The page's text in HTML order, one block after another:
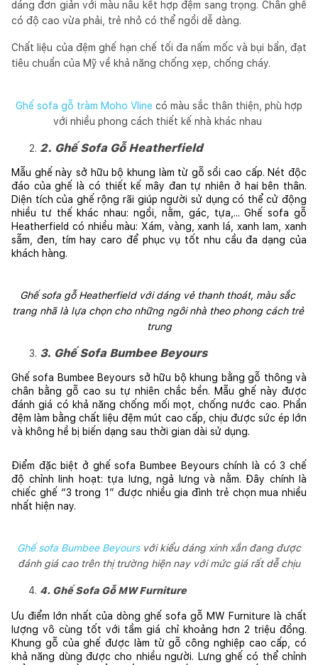
dáng đơn giản với màu nâu kết hợp đệm sang trọng. Chân ghế
có độ cao vừa phải, trẻ nhỏ có thể ngồi dễ dàng.
Chất liệu của đệm ghế hạn chế tối đa nấm mốc và bụi bẩn, đạt
tiêu chuẩn của Mỹ về khả năng chống xẹp, chống cháy.
Ghế sofa gỗ tràm Moho Vline có màu sắc thân thiện, phù hợp
với nhiều phong cách thiết kế nhà khác nhau
2. Ghế Sofa Gỗ Heatherfield
Mẫu ghế này sở hữu bộ khung làm từ gỗ sồi cao cấp. Nét độc
đáo của ghế là có thiết kế mây đan tự nhiên ở hai bên thân.
Diện tích của ghế rộng rãi giúp người sử dụng có thể cử động
nhiều tư thế khác nhau: ngồi, nằm, gác, tựa,... Ghế sofa gỗ
Heatherfield có nhiều màu: Xám, vàng, xanh lá, xanh lam, xanh
sẫm, đen, tím hay caro để phục vụ tốt nhu cầu đa dạng của
khách hàng.
Ghế sofa gỗ Heatherfield với dáng vẻ thanh thoát, màu sắc
trang nhã là lựa chọn cho những ngôi nhà theo phong cách trẻ
trung
3. Ghế Sofa Bumbee Beyours
Ghế sofa Bumbee Beyours sở hữu bộ khung bằng gỗ thông và
chân bằng gỗ cao su tự nhiên chắc bền. Mẫu ghế này được
đánh giá có khả năng chống mối mọt, chống nước cao. Phần
đệm làm bằng chất liệu đệm mút cao cấp, chịu được sức ép lớn
và không hề bị biến dạng sau thời gian dài sử dụng.
Điểm đặc biệt ở ghế sofa Bumbee Beyours chính là có 3 chế
độ chỉnh linh hoạt: tựa lưng, ngả lưng và nằm. Đây chính là
chiếc ghế “3 trong 1” được nhiều gia đình trẻ chọn mua nhiều
nhất hiện nay.
Ghế sofa Bumbee Beyoursvới kiểu dáng xinh xắn đang được
đánh giá cao trên thị trường hiện nay với mức giá rất dễ chịu
4. Ghế Sofa Gỗ MW Furniture
Ưu điểm lớn nhất của dòng ghế sofa gỗ MW Furniture là chất
lượng vô cùng tốt với tầm giá chỉ khoảng hơn 2 triệu đồng.
Khung gỗ của ghế được làm từ gỗ công nghiệp cao cấp, có
khả năng dùng được cho nhiều người. Lưng ghế có thể chỉnh